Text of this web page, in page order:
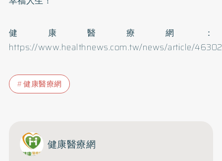
健康醫療網：
https://www.healthnews.com.tw/news/article/
健康醫療網
健康醫療網